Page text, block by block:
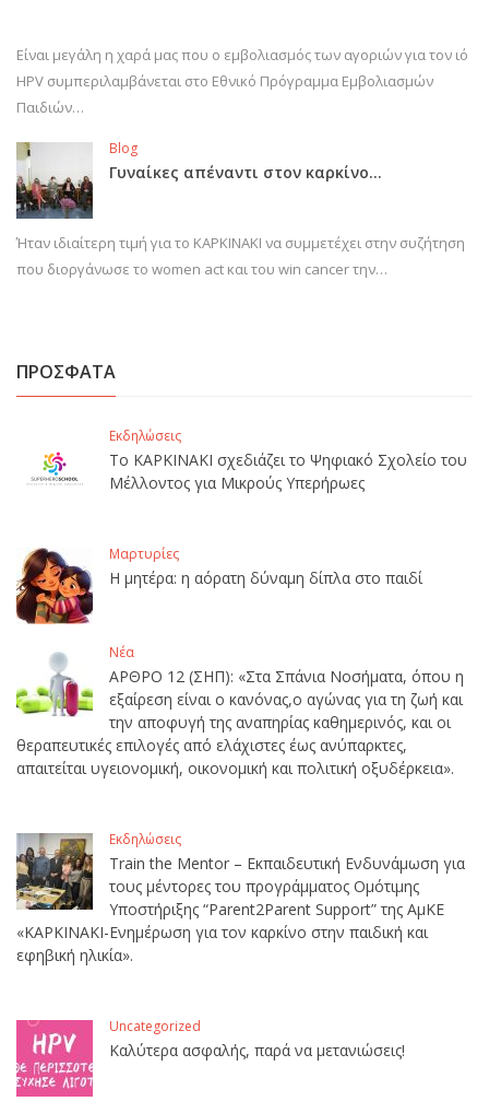
Είναι μεγάλη η χαρά μας που ο εμβολιασμός των αγοριών για τον ιό
HPV συμπεριλαμβάνεται στο Εθνικό Πρόγραμμα Εμβολιασμών
Παιδιών…
Blog
Γυναίκες απέναντι στον καρκίνο…
Ήταν ιδιαίτερη τιμή για το ΚΑΡΚΙΝΑΚΙ να συμμετέχει στην συζήτηση
που διοργάνωσε το women act και του win cancer την…
ΠΡΟΣΦΑΤΑ
Εκδηλώσεις
Το ΚΑΡΚΙΝΑΚΙ σχεδιάζει το Ψηφιακό Σχολείο του
Μέλλοντος για Μικρούς Υπερήρωες
Μαρτυρίες
Η μητέρα: η αόρατη δύναμη δίπλα στο παιδί
Νέα
ΑΡΘΡΟ 12 (ΣΗΠ): «Στα Σπάνια Νοσήματα, όπου η
εξαίρεση είναι ο κανόνας,ο αγώνας για τη ζωή και
την αποφυγή της αναπηρίας καθημερινός, και οι
θεραπευτικές επιλογές από ελάχιστες έως ανύπαρκτες,
απαιτείται υγειονομική, οικονομική και πολιτική οξυδέρκεια».
Εκδηλώσεις
Train the Mentor – Εκπαιδευτική Ενδυνάμωση για
τους μέντορες του προγράμματος Ομότιμης
Υποστήριξης “Parent2Parent Support” της ΑμΚΕ
«ΚΑΡΚΙΝΑΚΙ-Ενημέρωση για τον καρκίνο στην παιδική και
εφηβική ηλικία».
Uncategorized
Καλύτερα ασφαλής, παρά να μετανιώσεις!